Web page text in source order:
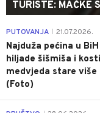
TURISTE: MAČKE
PUTOVANJA 21.07.2026.
Najduža pećina u
hiljade šišmiša i
medvjeda stare više
(Foto)